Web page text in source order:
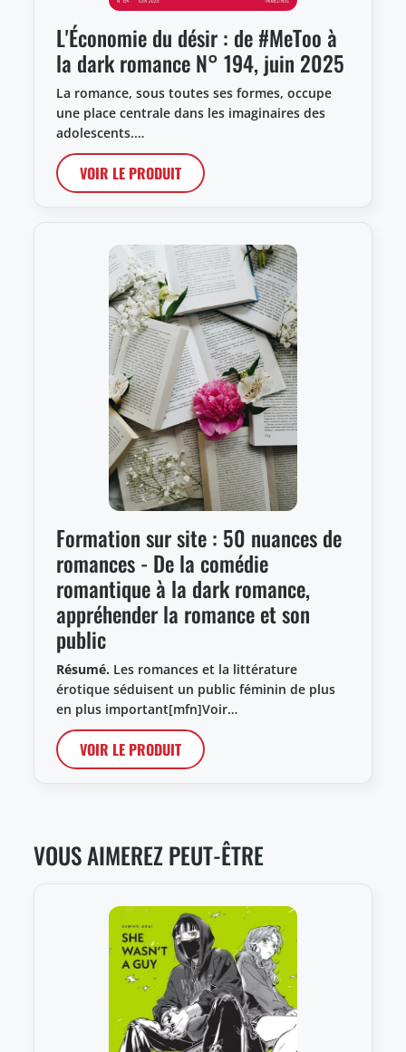
L'Économie du désir : de #MeToo à
la dark romance N° 194, juin 2025
La romance, sous toutes ses formes, occupe
une place centrale dans les imaginaires des
adolescents.…
VOIR LE PRODUIT
Formation sur site : 50 nuances de
romances - De la comédie
romantique à la dark romance,
appréhender la romance et son
public
Résumé. Les romances et la littérature
érotique séduisent un public féminin de plus
en plus important[mfn]Voir…
VOIR LE PRODUIT
VOUS AIMEREZ PEUT-ÊTRE